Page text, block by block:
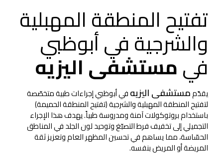
تفتيح المنطقة المهبلية
والشرجية في أبوظبي
فيمستشفى اليزيه
يقدّممستشفى اليزيهفي أبوظبي إجراءات طبية متخصّصة
لتفتيح المنطقة المهبلية والشرجية (تفتيح المنطقة الحميمة)
باستخدام بروتوكولات آمنة ومدروسة طبياً. يهدف هذا الإجراء
التجميلي إلى تخفيف فرط التصبّغ وتوحيد لون الجلد في المناطق
الحسّاسة، مما يساهم في تحسين المظهر العام وتعزيز ثقة
المريضة أو المريض بنفسه.